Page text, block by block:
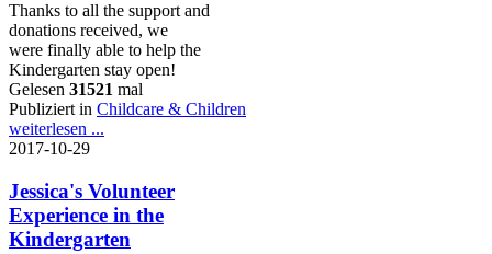
Thanks to all the support and
donations received, we
were finally able to help the
Kindergarten stay open!
Gelesen 31521 mal
Publiziert in Childcare & Children
weiterlesen ...
2017-10-29
Jessica's Volunteer
Experience in the
Kindergarten